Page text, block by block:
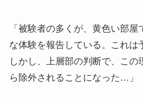
「被験者の多くが、黄色い部
な体験を報告している。これは
しかし、上層部の判断で、この
ら除外されることになった…」